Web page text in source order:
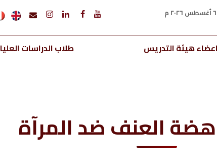
اعضاء هيئة التدريس طلاب الدراسات العليا
العنف ضد المرآة